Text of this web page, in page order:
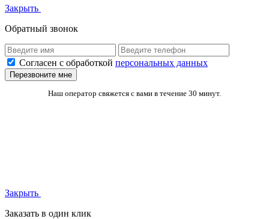
Закрыть
Обратный звонок
Согласен с обработкой персональных данных
Перезвоните мне
Наш оператор свяжется с вами в течение 30 минут.
Закрыть
Заказать в один клик